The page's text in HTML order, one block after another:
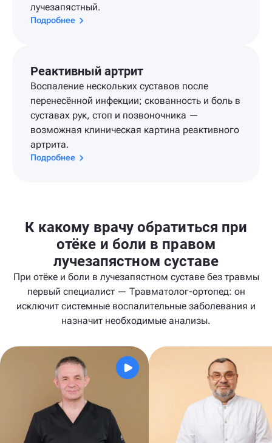
лучезапястный.
Подробнее
Реактивный артрит
Воспаление нескольких суставов после
перенесённой инфекции; скованность и боль в
суставах рук, стоп и позвоночника —
возможная клиническая картина реактивного
артрита.
Подробнее
К какому врачу обратиться при
отёке и боли в правом
лучезапястном суставе
При отёке и боли в лучезапястном суставе без травмы
первый специалист — Травматолог-ортопед: он
исключит системные воспалительные заболевания и
назначит необходимые анализы.